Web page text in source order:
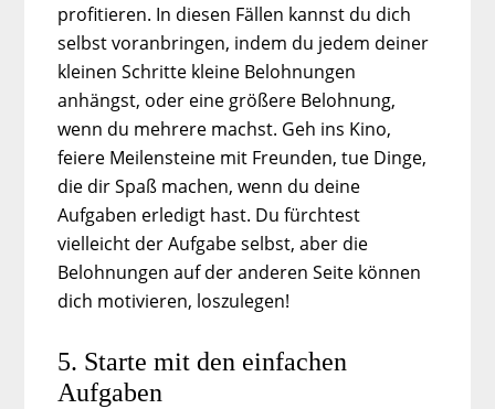
profitieren. In diesen Fällen kannst du dich
selbst voranbringen, indem du jedem deiner
kleinen Schritte kleine Belohnungen
anhängst, oder eine größere Belohnung,
wenn du mehrere machst. Geh ins Kino,
feiere Meilensteine mit Freunden, tue Dinge,
die dir Spaß machen, wenn du deine
Aufgaben erledigt hast. Du fürchtest
vielleicht der Aufgabe selbst, aber die
Belohnungen auf der anderen Seite können
dich motivieren, loszulegen!
5. Starte mit den einfachen
Aufgaben